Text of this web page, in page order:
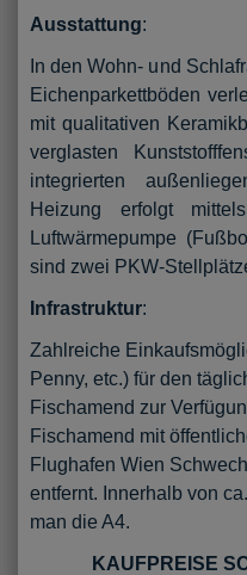
Ausstattung:
In den Wohn- und
Eichenparkettböden
mit qualitativen
verglasten
integrierten
Heizung erfolgt
Luftwärmepumpe
sind zwei PKW-
Infrastruktur:
Zahlreiche
Penny, etc.) für den
Fischamend zur
Fischamend mit
Flughafen Wien
entfernt. Innerhalb von
man die A4.
KAUFPREISE